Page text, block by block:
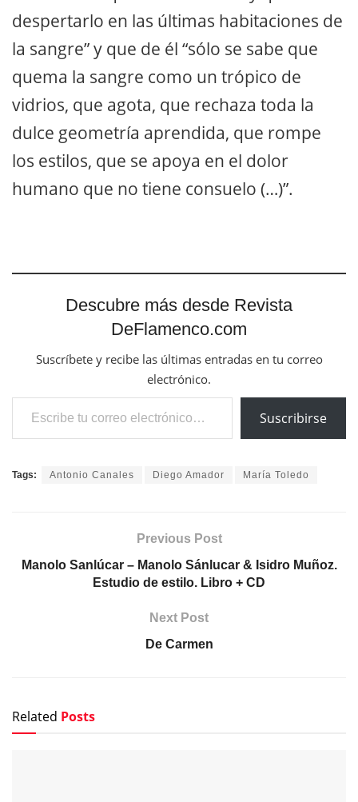
despertarlo en las últimas habitaciones de
la sangre” y que de él “sólo se sabe que
quema la sangre como un trópico de
vidrios, que agota, que rechaza toda la
dulce geometría aprendida, que rompe
los estilos, que se apoya en el dolor
humano que no tiene consuelo (…)”.
Descubre más desde Revista
DeFlamenco.com
Suscríbete y recibe las últimas entradas en tu correo
electrónico.
Escribe tu correo electrónico…
Suscribirse
Tags: Antonio Canales Diego Amador María Toledo
Previous Post
Manolo Sanlúcar – Manolo Sánlucar & Isidro Muñoz.
Estudio de estilo. Libro + CD
Next Post
De Carmen
Related Posts